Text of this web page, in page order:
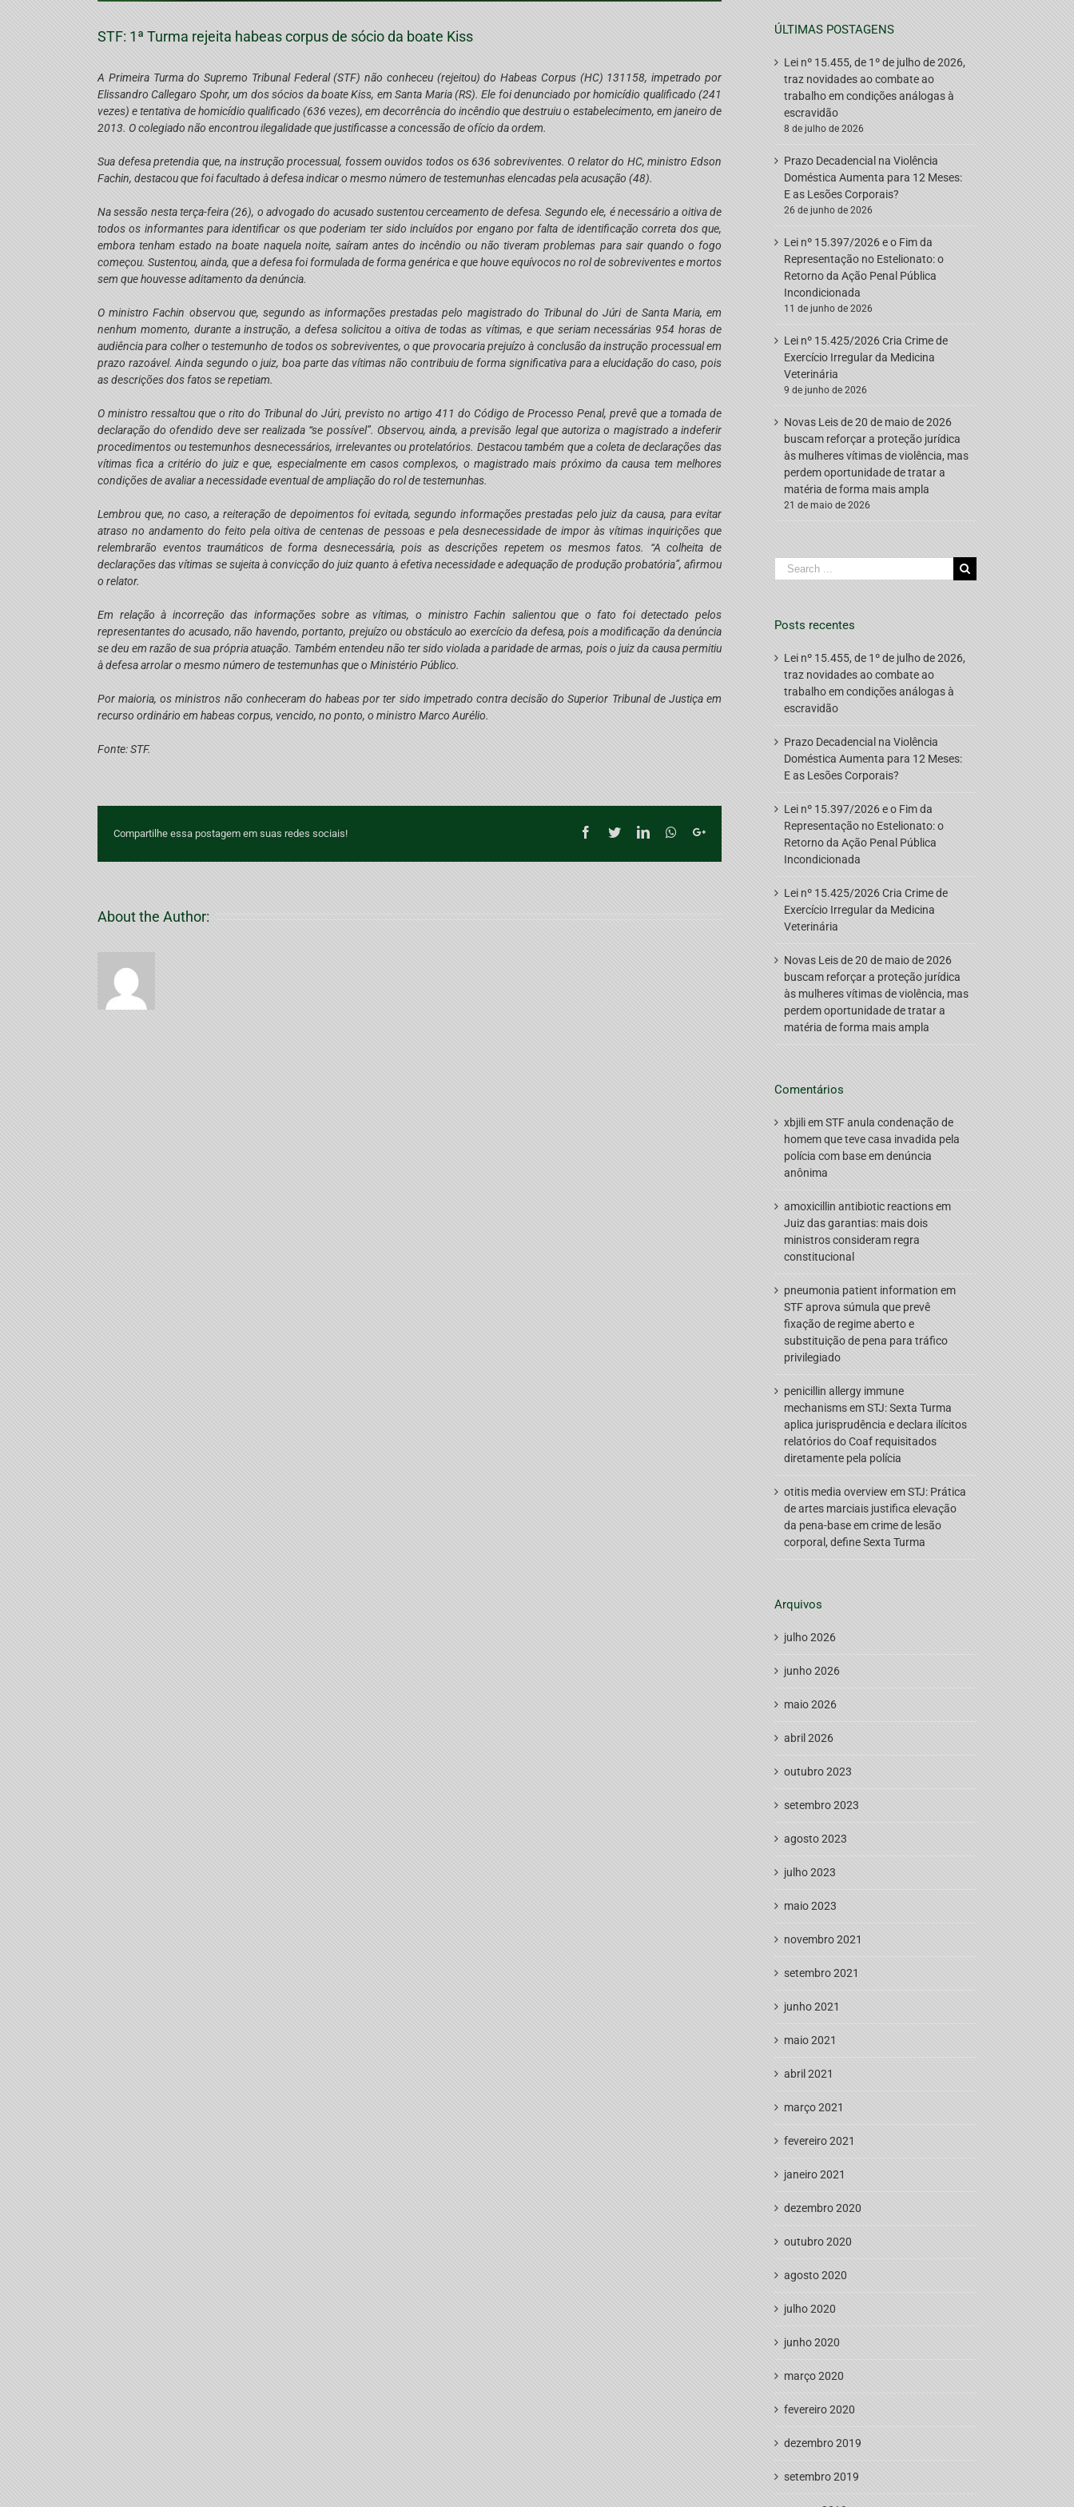
STF: 1ª Turma rejeita habeas corpus de sócio da boate Kiss
A Primeira Turma do Supremo Tribunal Federal (STF) não conheceu (rejeitou) do Habeas Corpus (HC) 131158, impetrado por
Elissandro Callegaro Spohr, um dos sócios da boate Kiss, em Santa Maria (RS). Ele foi denunciado por homicídio qualificado (241
vezes) e tentativa de homicídio qualificado (636 vezes), em decorrência do incêndio que destruiu o estabelecimento, em janeiro de
2013. O colegiado não encontrou ilegalidade que justificasse a concessão de ofício da ordem.
Sua defesa pretendia que, na instrução processual, fossem ouvidos todos os 636 sobreviventes. O relator do HC, ministro Edson
Fachin, destacou que foi facultado à defesa indicar o mesmo número de testemunhas elencadas pela acusação (48).
Na sessão nesta terça-feira (26), o advogado do acusado sustentou cerceamento de defesa. Segundo ele, é necessário a oitiva de
todos os informantes para identificar os que poderiam ter sido incluídos por engano por falta de identificação correta dos que,
embora tenham estado na boate naquela noite, saíram antes do incêndio ou não tiveram problemas para sair quando o fogo
começou. Sustentou, ainda, que a defesa foi formulada de forma genérica e que houve equívocos no rol de sobreviventes e mortos
sem que houvesse aditamento da denúncia.
O ministro Fachin observou que, segundo as informações prestadas pelo magistrado do Tribunal do Júri de Santa Maria, em
nenhum momento, durante a instrução, a defesa solicitou a oitiva de todas as vítimas, e que seriam necessárias 954 horas de
audiência para colher o testemunho de todos os sobreviventes, o que provocaria prejuízo à conclusão da instrução processual em
prazo razoável. Ainda segundo o juiz, boa parte das vítimas não contribuiu de forma significativa para a elucidação do caso, pois
as descrições dos fatos se repetiam.
O ministro ressaltou que o rito do Tribunal do Júri, previsto no artigo 411 do Código de Processo Penal, prevê que a tomada de
declaração do ofendido deve ser realizada “se possível”. Observou, ainda, a previsão legal que autoriza o magistrado a indeferir
procedimentos ou testemunhos desnecessários, irrelevantes ou protelatórios. Destacou também que a coleta de declarações das
vítimas fica a critério do juiz e que, especialmente em casos complexos, o magistrado mais próximo da causa tem melhores
condições de avaliar a necessidade eventual de ampliação do rol de testemunhas.
Lembrou que, no caso, a reiteração de depoimentos foi evitada, segundo informações prestadas pelo juiz da causa, para evitar
atraso no andamento do feito pela oitiva de centenas de pessoas e pela desnecessidade de impor às vítimas inquirições que
relembrarão eventos traumáticos de forma desnecessária, pois as descrições repetem os mesmos fatos. “A colheita de
declarações das vítimas se sujeita à convicção do juiz quanto à efetiva necessidade e adequação de produção probatória”, afirmou
o relator.
Em relação à incorreção das informações sobre as vítimas, o ministro Fachin salientou que o fato foi detectado pelos
representantes do acusado, não havendo, portanto, prejuízo ou obstáculo ao exercício da defesa, pois a modificação da denúncia
se deu em razão de sua própria atuação. Também entendeu não ter sido violada a paridade de armas, pois o juiz da causa permitiu
à defesa arrolar o mesmo número de testemunhas que o Ministério Público.
Por maioria, os ministros não conheceram do habeas por ter sido impetrado contra decisão do Superior Tribunal de Justiça em
recurso ordinário em habeas corpus, vencido, no ponto, o ministro Marco Aurélio.
Fonte: STF.
Compartilhe essa postagem em suas redes sociais! Facebook
TwitterLinkedInWhatsappGoogle+
About the Author:
ÚLTIMAS POSTAGENS
Lei nº 15.455, de 1º de julho de 2026,
traz novidades ao combate ao
trabalho em condições análogas à
escravidão
8 de julho de 2026
Prazo Decadencial na Violência
Doméstica Aumenta para 12 Meses:
E as Lesões Corporais?
26 de junho de 2026
Lei nº 15.397/2026 e o Fim da
Representação no Estelionato: o
Retorno da Ação Penal Pública
Incondicionada
11 de junho de 2026
Lei nº 15.425/2026 Cria Crime de
Exercício Irregular da Medicina
Veterinária
9 de junho de 2026
Novas Leis de 20 de maio de 2026
buscam reforçar a proteção jurídica
às mulheres vítimas de violência, mas
perdem oportunidade de tratar a
matéria de forma mais ampla
21 de maio de 2026
Search
for:
Posts recentes
Lei nº 15.455, de 1º de julho de 2026,
traz novidades ao combate ao
trabalho em condições análogas à
escravidão
Prazo Decadencial na Violência
Doméstica Aumenta para 12 Meses:
E as Lesões Corporais?
Lei nº 15.397/2026 e o Fim da
Representação no Estelionato: o
Retorno da Ação Penal Pública
Incondicionada
Lei nº 15.425/2026 Cria Crime de
Exercício Irregular da Medicina
Veterinária
Novas Leis de 20 de maio de 2026
buscam reforçar a proteção jurídica
às mulheres vítimas de violência, mas
perdem oportunidade de tratar a
matéria de forma mais ampla
Comentários
xbjiliemSTF anula condenação de
homem que teve casa invadida pela
polícia com base em denúncia
anônima
amoxicillin antibiotic reactionsem
Juiz das garantias: mais dois
ministros consideram regra
constitucional
pneumonia patient information em
STF aprova súmula que prevê
fixação de regime aberto e
substituição de pena para tráfico
privilegiado
penicillin allergy immune
mechanismsemSTJ: Sexta Turma
aplica jurisprudência e declara ilícitos
relatórios do Coaf requisitados
diretamente pela polícia
otitis media overviewemSTJ: Prática
de artes marciais justifica elevação
da pena-base em crime de lesão
corporal, define Sexta Turma
Arquivos
julho 2026
junho 2026
maio 2026
abril 2026
outubro 2023
setembro 2023
agosto 2023
julho 2023
maio 2023
novembro 2021
setembro 2021
junho 2021
maio 2021
abril 2021
março 2021
fevereiro 2021
janeiro 2021
dezembro 2020
outubro 2020
agosto 2020
julho 2020
junho 2020
março 2020
fevereiro 2020
dezembro 2019
setembro 2019